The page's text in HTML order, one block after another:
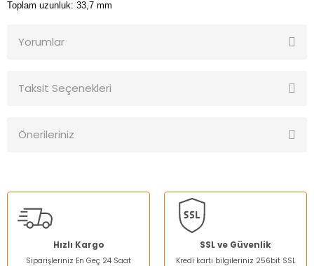
Toplam uzunluk: 33,7 mm
Yorumlar
Taksit Seçenekleri
Önerileriniz
kullanarak tarafımıza iletebilirsiniz.
Görüş ve önerileriniz için teşekkür ederiz.
Ürün resmi kalitesiz, bozuk veya görüntülenemiyor.
Ürün açıklamasında eksik bilgiler bulunuyor.
Hızlı Kargo
Siparişleriniz En Geç 24 Saat
SSL ve Güvenlik
Kredi kartı bilgileriniz 256bit SSL